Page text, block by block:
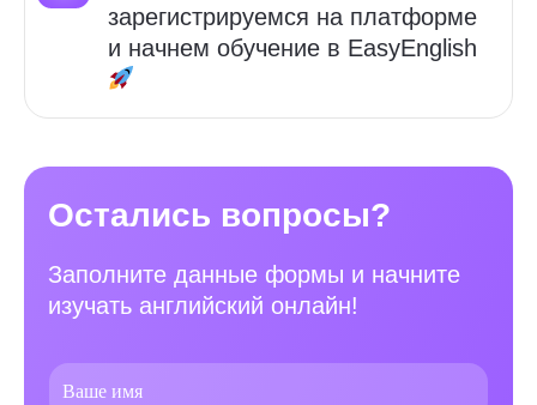
зарегистрируемся на платформе
и начнем обучение в EasyEnglish
Остались вопросы?
Заполните данные формы и начните
изучать английский онлайн!